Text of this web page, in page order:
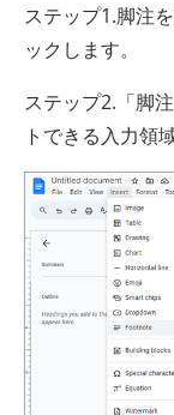
ステップ1.脚注
ックします。
ステップ2.「脚
トできる入力領